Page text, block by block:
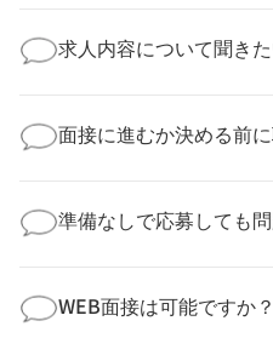
業様に個人情報が送ら
より詳細な求人情報をご
求人内容について聞き
してお答えいたします。
勤務体制や職場の雰囲気
す！
面接に進むか決める前
積極的に受け入れていま
の様子を見ることで、よ
ださい！
準備なしで応募しても
まで、一からサポートい
たばかり」「何から始
WEB面接は可能ですか？